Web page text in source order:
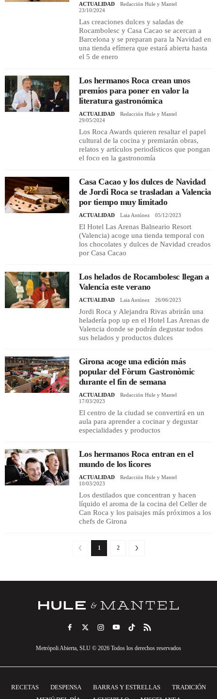
ACTUALIDAD
Redacción Hule y Mantel
23/10/2024
Las creaciones dulces y saladas de
Rocambolesc y Casa Cacao se acercan a
Barcelona y se preparan para la Navidad en
una tienda efímera que estará abierta hasta
el 5 de enero
Los hermanos Roca crean unos
premios para poner en valor la
literatura gastronómica
ACTUALIDAD
Redacción Hule y Mantel
29/05/2024
Los Roca Awards quieren resaltar el papel
cultural de la cocina y premiarán obras,
relatos y artículos periodísticos que pongan
el foco en la gastronomía
Casa Cacao y los dulces de Navidad
de Jordi Roca se trasladan a Valencia
por tiempo muy limitado
ACTUALIDAD Laia Antúnez 05/12/2023
El Hotel Las Arenas Balneario Resort
(Valencia) acoge una tienda temporal con
los chocolates y dulces de Navidad creados
por Casa Cacao
Los helados de Rocambolesc llegan a
Valencia este verano
ACTUALIDAD Laia Antúnez 26/06/2023
Jordi Roca y Alejandra Rivas abrirán una
heladería pop up en el Hotel Las Arenas de
Valencia donde se podrán degustar todos
sus helados y productos dulces
Girona acoge una edición más
popular del Fòrum Gastronòmic
durante el fin de semana
ACTUALIDAD
Redacción Hule y Mantel
17/03/2023
El centro de la ciudad se convertirá en un
aula para aprender a cocinar y degustar
especialidades y productos
Los hermanos Roca entran en el
mundo de los licores
ACTUALIDAD
Redacción Hule y Mantel
10/03/2023
Los destilados que concentran y hacen
líquido el aroma de la cocina del Celler de
Can Roca y los paisajes más próximos a los
chefs de Girona
1 2
Metrópoli Abierta, SLU © 2026 Todos los derechos reservados
RECETAS DESPENSA BARRAS Y ESTRELLAS
TRADICIÓN